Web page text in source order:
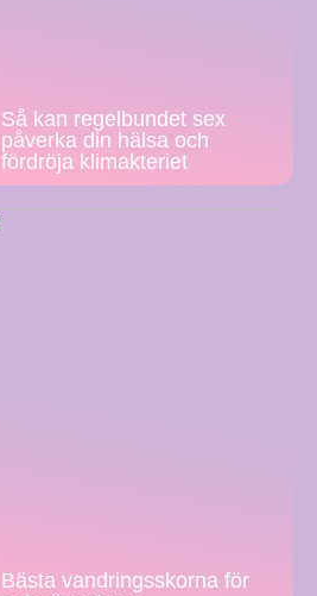
Så kan regelbundet sex
påverka din hälsa och
fördröja klimakteriet
Bästa vandringsskorna för